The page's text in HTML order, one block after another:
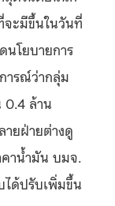
จะมีขึ้นในวันที่
โยบายการ
ารณ์ว่ากลุ่ม
0.4 ล้าน
ายฝ่ายต่างดู
าน้ำมัน บมจ.
ได้ปรับเพิ่มขึ้น